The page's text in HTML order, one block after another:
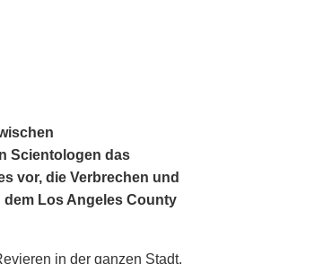
Scientologen das
vor, die Verbrechen und
Los Angeles County
in der ganzen Stadt.